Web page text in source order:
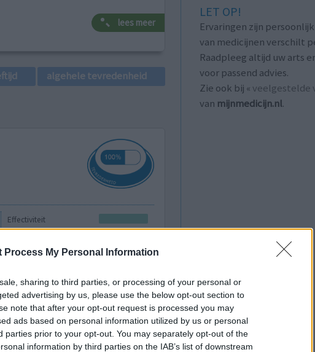
Process My Personal Information
sharing to third parties, or processing of your personal or
advertising by us, please use the below opt-out section to
note that after your opt-out request is processed you may
ads based on personal information utilized by us or personal
parties prior to your opt-out. You may separately opt-out of the
information by third parties on the IAB’s list of downstream
lees meer
algehele tevredenheid
Effectiviteit
LET OP!
Ervaringen zijn
van medicijnen verschilt
Raadpleeg altijd uw arts
voor passend advies.
Zie ook bij « veelgestelde
van mijnmedicijn.nl.